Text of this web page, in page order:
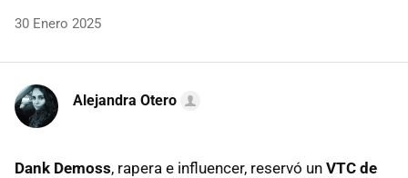
30 Enero 2025
Alejandra Otero
Dank Demoss, rapera e influencer, reservó un VTC de